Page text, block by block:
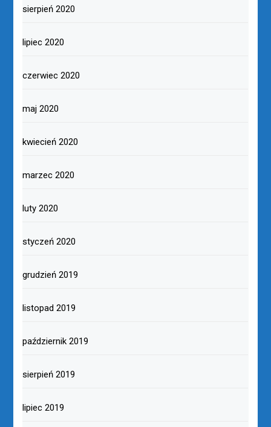
sierpień 2020
lipiec 2020
czerwiec 2020
maj 2020
kwiecień 2020
marzec 2020
luty 2020
styczeń 2020
grudzień 2019
listopad 2019
październik 2019
sierpień 2019
lipiec 2019